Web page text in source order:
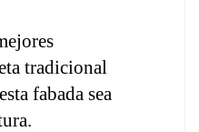
tradicional
fabada sea